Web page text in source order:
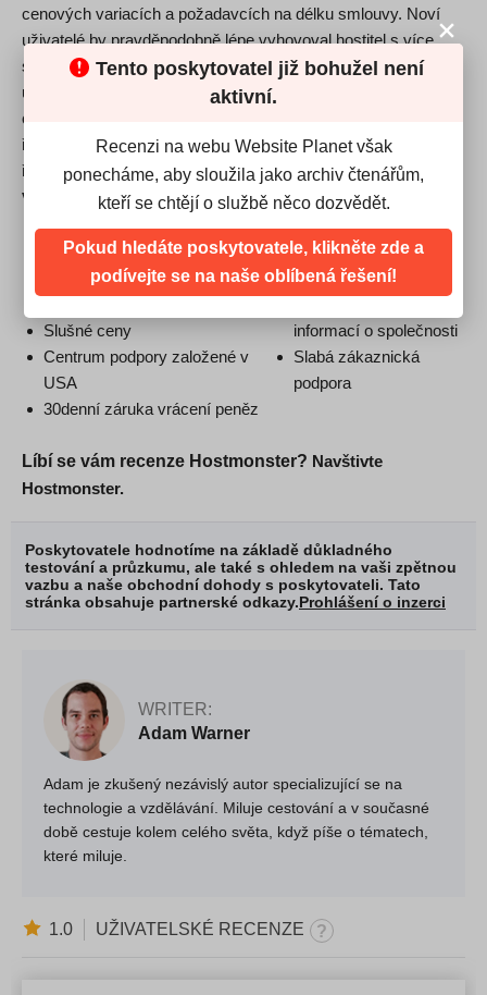
cenových variacích a požadavcích na délku smlouvy. Noví
uživatelé by pravděpodobně lépe vyhovoval hostitel s více
strukturovaným centrem podpory a přátelštějším
uživatelským rozhraním. To znamená, že pokud víte, co
chcete a víte, jak to udělat, HostMonster nabízí docela dobré
řešení, včetně mnoha atraktivních funkcí a eCommerce
řešení.
VÝHODY
NEVÝHODY
Neomezená velikost e-mailu /
šířky pásma / místa na disku
Bezplatná doména po dobu
Slušné ceny
Centrum podpory založené v
USA
30denní záruka vrácení peněz
Pro dobré ceny je
vyžadována 3letá
smlouva
informací o společnosti
Slabá zákaznická
podpora
Líbí se vám recenze Hostmonster? Navštivte
Hostmonster.
Poskytovatele hodnotíme na základě důkladného
testování a průzkumu, ale také s ohledem na vaši zpětnou
vazbu a naše obchodní dohody s poskytovateli. Tato
stránka obsahuje partnerské odkazy.Prohlášení o inzerci
WRITER:
Adam Warner
Adam je zkušený nezávislý autor specializující se na
technologie a vzdělávání. Miluje cestování a v současné
době cestuje kolem celého světa, když píše o tématech,
které miluje.
1.0 UŽIVATELSKÉ RECENZE
Tento poskytovatel již bohužel není
aktivní.
Recenzi na webu Website Planet však
ponecháme, aby sloužila jako archiv čtenářům,
kteří se chtějí o službě něco dozvědět.
Pokud hledáte poskytovatele, klikněte zde a
podívejte se na naše oblíbená řešení!